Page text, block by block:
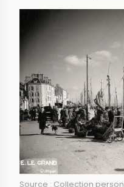
Source : Collection